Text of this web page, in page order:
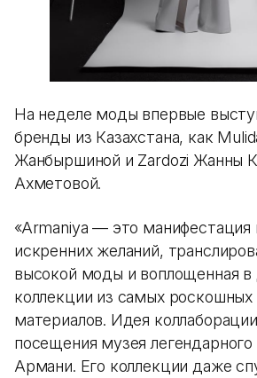
На неделе моды впервые
бренды из Казахстана, как
Жанбыршиной и Zardozi Жанны
Ахметовой.
«Armaniya — это
искренних желаний,
высокой моды и воплощенная
коллекции из самых роскошных
материалов. Идея
посещения музея
Армани. Его коллекции даже